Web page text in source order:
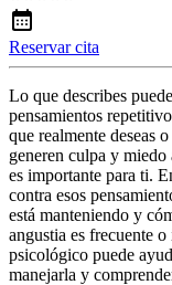
Reservar cita
Lo que describes
pensamientos
que realmente deseas
generen culpa y miedo
es importante para ti.
contra esos
está manteniendo y
angustia es frecuente
psicológico puede
manejarla y